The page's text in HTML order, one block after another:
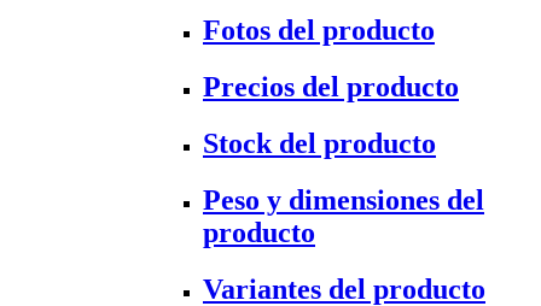
Fotos del producto
Precios del producto
Stock del producto
Peso y dimensiones del
producto
Variantes del producto